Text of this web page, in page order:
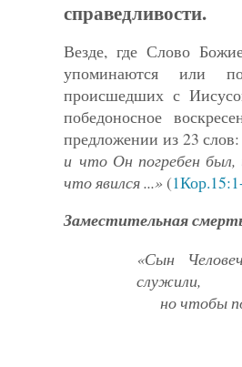
справедливости.
Везде, где Слово
упоминаются или
происшедших с
победоносное
предложении из 23
и что Он погребен
что явился ...» (
Заместительная
«Сын
служили,
но чтобы